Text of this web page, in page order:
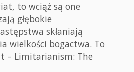
to wciąż są one
głębokie
skłaniają
wielkości bogactwa. To
– Limitarianism: The